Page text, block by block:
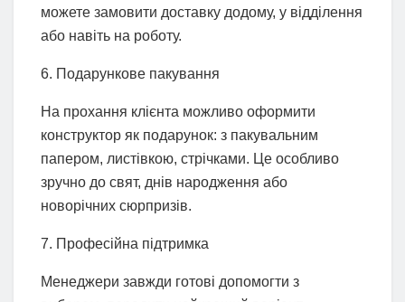
можете замовити доставку додому, у відділення
або навіть на роботу.
6. Подарункове пакування
На прохання клієнта можливо оформити
конструктор як подарунок: з пакувальним
папером, листівкою, стрічками. Це особливо
зручно до свят, днів народження або
новорічних сюрпризів.
7. Професійна підтримка
Менеджери завжди готові допомогти з